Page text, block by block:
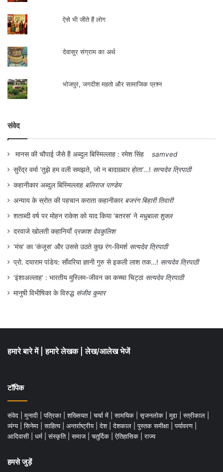
ऐसे भी जीते हैं लोग
देवासुर संग्राम का अर्थ
भोजपुर, जगदीश महतो और सामाजिक प्रश्न
संवेद
मानस की चौपाई जैसे हैं अब्दुल बिस्मिल्लाह : रमेश सिंह
samved
सुरेंद्र वर्मा ‘तुझे हम वली समझते, जो न बादाख़्वार होता’…! सत्यदेव त्रिपाठी
कहानीकार अब्दुल बिस्मिल्लाह बलिराज पाण्डेय
अन्याय के स्रोत की पहचान कराता कहानीकार बजरंग बिहारी तिवारी
शताब्दी वर्ष पर मोहन राकेश को याद किया ‘बतरस’ ने मधुबाला शुक्ल
दरवाजे खोलती कहानियाँ प्रकाश देवकुलिश
‘मंच’ का ‘कंजूस’ और उससे उठते कुछ रंग-विमर्श सत्यदेव त्रिपाठी
प्रो. दयाराम पांडेय: साँवरिया ज्ञानी गुरु से इकली लाश तक…! सत्यदेव त्रिपाठी
‘इंशाअल्लाह’ : भारतीय मुस्लिम-जीवन का कच्चा चिट्ठा सत्यदेव त्रिपाठी
मानुषी विभीषिका के विरुद्ध संजीव कुमार
हमारे बारे में हमारे लेखक लेख/आलेख भेजें
टॉपिक
संवेद मुनादी पत्रिका शख्सियत चर्चा में सामयिक सृजनलोक मुद्दा स्त्रीकाल
व्यंग्य
सिनेमा साहित्य अन्तर्राष्ट्रीय देश देशकाल पुस्तक समीक्षा पर्यावरण
आदिवासी
धर्म संस्कृति समाज चतुर्दिक ऐतिहासिक राज्य
हमसे जुड़ें